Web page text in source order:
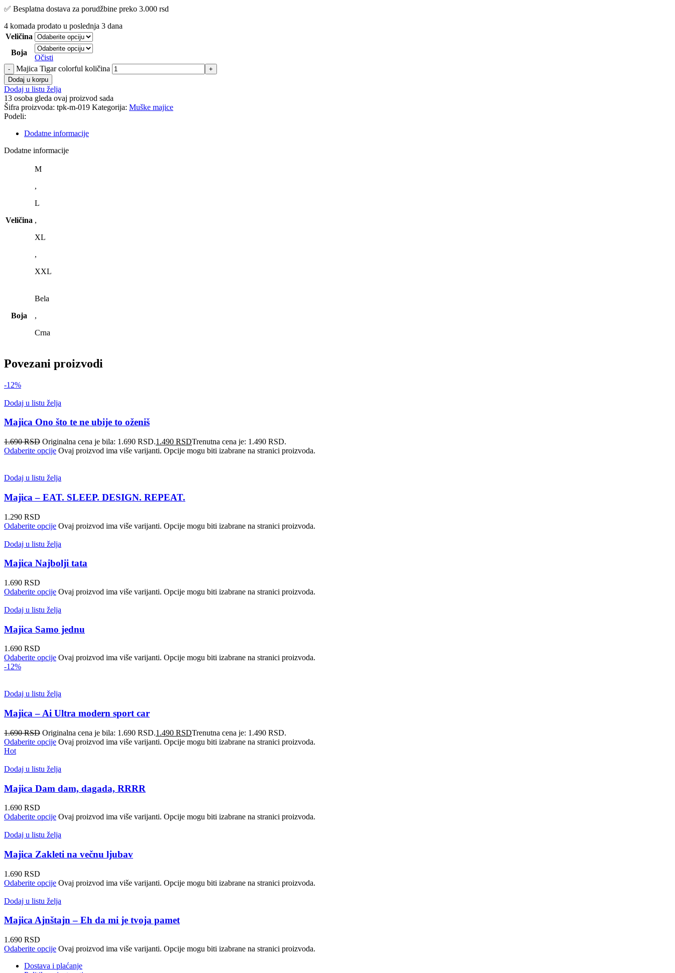
✅ Besplatna dostava za porudžbine preko 3.000 rsd
4 komada prodato u poslednja 3 dana
Veličina
Boja
Očisti
Majica Tigar colorful količina
Dodaj u korpu
Dodaj u listu želja
13 osoba gleda ovaj proizvod sada
Šifra proizvoda: tpk-m-019 Kategorija: Muške majice
Podeli:
Dodatne informacije
Dodatne informacije
Veličina
M
,
L
,
XL
,
XXL
Boja
Bela
,
Crna
Povezani proizvodi
-12%
Dodaj u listu želja
Majica Ono što te ne ubije to oženiš
1.690RSD Originalna cena je bila: 1.690 RSD.1.490 RSDTrenutna cena je: 1.490 RSD.
Odaberite opcije Ovaj proizvod ima više varijanti. Opcije mogu biti izabrane na stranici proizvoda.
Dodaj u listu želja
Majica – EAT. SLEEP. DESIGN. REPEAT.
1.290 RSD
Odaberite opcije Ovaj proizvod ima više varijanti. Opcije mogu biti izabrane na stranici proizvoda.
Dodaj u listu želja
Majica Najbolji tata
1.690 RSD
Odaberite opcije Ovaj proizvod ima više varijanti. Opcije mogu biti izabrane na stranici proizvoda.
Dodaj u listu želja
Majica Samo jednu
1.690 RSD
Odaberite opcije Ovaj proizvod ima više varijanti. Opcije mogu biti izabrane na stranici proizvoda.
-12%
Dodaj u listu želja
Majica – Ai Ultra modern sport car
1.690RSD Originalna cena je bila: 1.690 RSD.1.490 RSDTrenutna cena je: 1.490 RSD.
Odaberite opcije Ovaj proizvod ima više varijanti. Opcije mogu biti izabrane na stranici proizvoda.
Hot
Dodaj u listu želja
Majica Dam dam, dagada, RRRR
1.690 RSD
Odaberite opcije Ovaj proizvod ima više varijanti. Opcije mogu biti izabrane na stranici proizvoda.
Dodaj u listu želja
Majica Zakleti na večnu ljubav
1.690 RSD
Odaberite opcije Ovaj proizvod ima više varijanti. Opcije mogu biti izabrane na stranici proizvoda.
Dodaj u listu želja
Majica Ajnštajn – Eh da mi je tvoja pamet
1.690 RSD
Odaberite opcije Ovaj proizvod ima više varijanti. Opcije mogu biti izabrane na stranici proizvoda.
Dostava i plaćanje